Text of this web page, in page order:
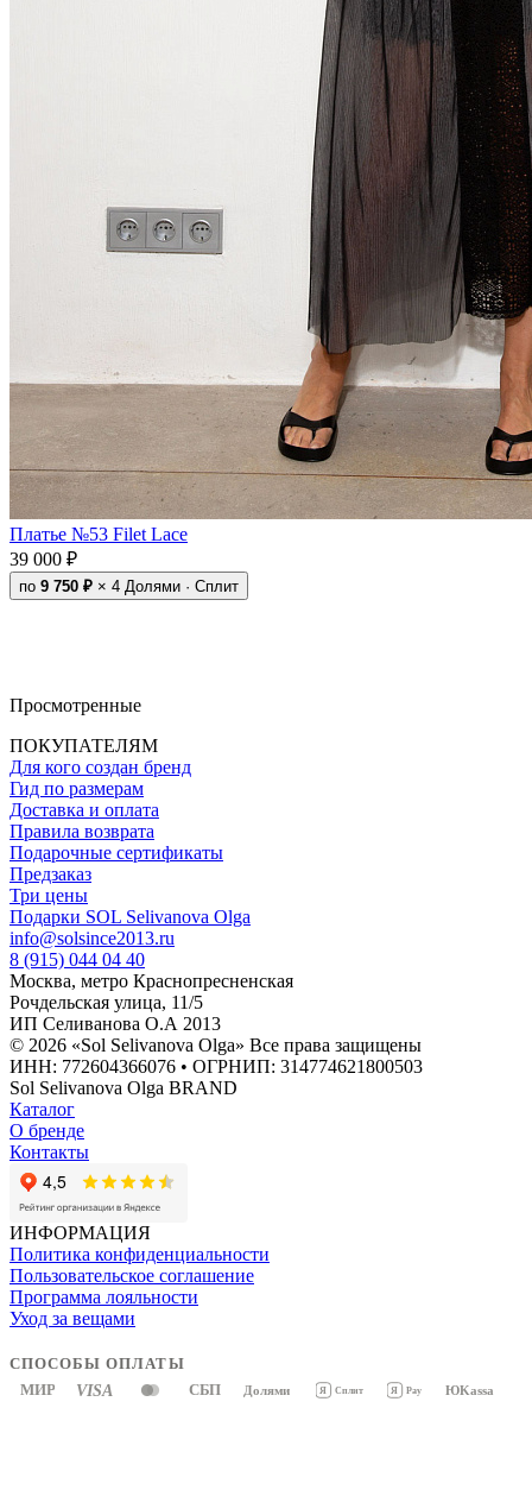
Платье №53 Filet Lace
39 000 ₽
по 9 750 ₽ × 4 Долями · Сплит
Просмотренные
ПОКУПАТЕЛЯМ
Для кого создан бренд
Гид по размерам
Доставка и оплата
Правила возврата
Подарочные сертификаты
Предзаказ
Три цены
Подарки SOL Selivanova Olga
info@solsince2013.ru
8 (915) 044 04 40
Москва, метро Краснопресненская
Рочдельская улица, 11/5
ИП Селиванова О.А 2013
© 2026 «Sol Selivanova Olga» Все права защищены
ИНН: 772604366076 • ОГРНИП: 314774621800503
Sol Selivanova Olga BRAND
Каталог
О бренде
Контакты
ИНФОРМАЦИЯ
Политика конфиденциальности
Пользовательское соглашение
Программа лояльности
Уход за вещами
СПОСОБЫ ОПЛАТЫ
МИР VISA СБП Долями Я Сплит Я Pay ЮKassa